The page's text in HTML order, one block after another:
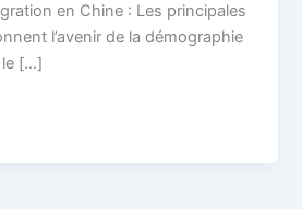
en Chine : Les principales
l’avenir de la démographie
le […]